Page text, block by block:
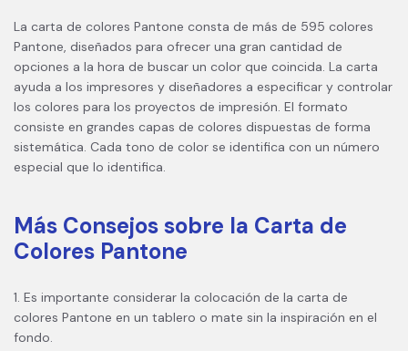
La carta de colores Pantone consta de más de 595 colores
Pantone, diseñados para ofrecer una gran cantidad de
opciones a la hora de buscar un color que coincida. La carta
ayuda a los impresores y diseñadores a especificar y controlar
los colores para los proyectos de impresión. El formato
consiste en grandes capas de colores dispuestas de forma
sistemática. Cada tono de color se identifica con un número
especial que lo identifica.
Más Consejos sobre la Carta de
Colores Pantone
1. Es importante considerar la colocación de la carta de
colores Pantone en un tablero o mate sin la inspiración en el
fondo.